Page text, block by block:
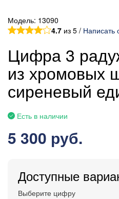
Модель: 13090
4.7 из 5 / Написать
Цифра 3
из хромовых
сиреневый
Есть в наличии
5 300 руб.
Доступные
Выберите цифру